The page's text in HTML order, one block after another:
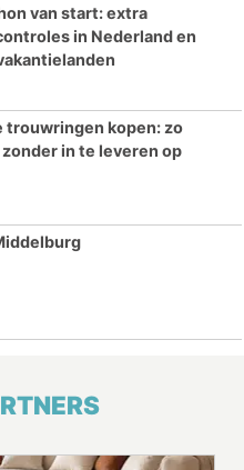
van start: extra
in Nederland en
trouwringen kopen: zo
zonder in te leveren op